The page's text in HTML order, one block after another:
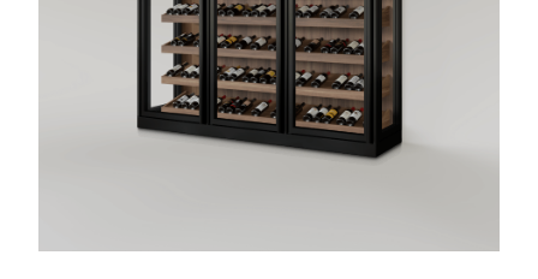
État / province